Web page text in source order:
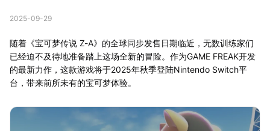
2025-09-29
随着《宝可梦传说 Z-A》的全球同步发售日期临近，无数训练家们
已经迫不及待地准备踏上这场全新的冒险。作为GAME FREAK开发
的最新力作，这款游戏将于2025年秋季登陆Nintendo Switch平
台，带来前所未有的宝可梦体验。